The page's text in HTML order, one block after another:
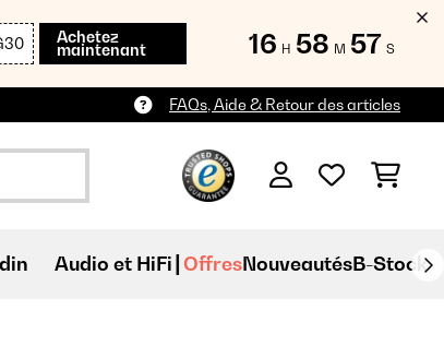
Achetez
maintenant 16 H 58 M 55 S
FAQs, Aide & Retour des articles
Audio et HiFi OffresNouveautésB-Stock